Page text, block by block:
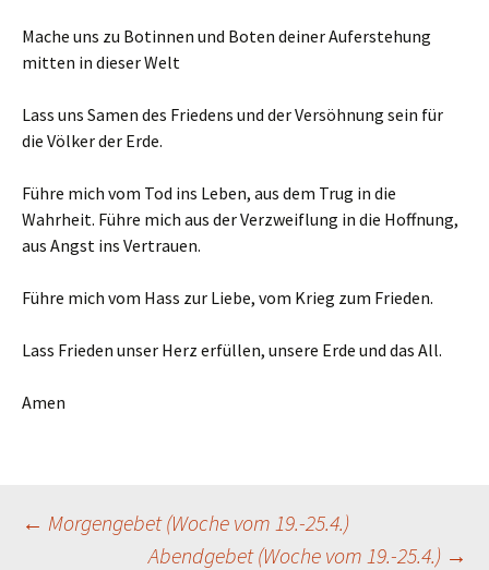
Mache uns zu Botinnen und Boten deiner Auferstehung
mitten in dieser Welt
Lass uns Samen des Friedens und der Versöhnung sein für
die Völker der Erde.
Führe mich vom Tod ins Leben, aus dem Trug in die
Wahrheit. Führe mich aus der Verzweiflung in die Hoffnung,
aus Angst ins Vertrauen.
Führe mich vom Hass zur Liebe, vom Krieg zum Frieden.
Lass Frieden unser Herz erfüllen, unsere Erde und das All.
Amen
Beitragsnavigation
← Morgengebet (Woche vom 19.-25.4.)
Abendgebet (Woche vom 19.-25.4.) →